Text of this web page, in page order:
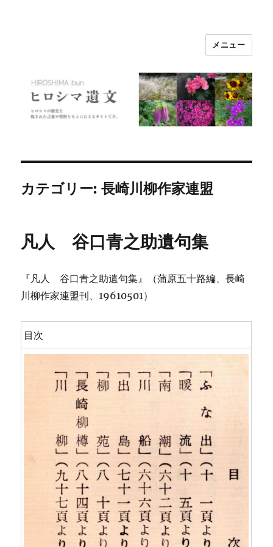
メニュー
カテゴリー:長崎川柳作家連盟
凡人 谷口青之助遺句集
『凡人 谷口青之助遺句集』（蒲原五十路編、長崎
川柳作家連盟刊、19610501）
目次